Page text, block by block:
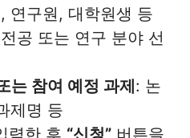
연구원, 대학원생 등
공 또는 연구 분야 선
는 참여 예정 과제: 논
제명 등
력한 후 “신청” 버튼을